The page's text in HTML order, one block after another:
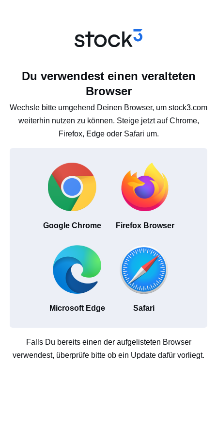
Du verwendest einen veralteten
Browser
Wechsle bitte umgehend Deinen Browser, um stock3.com
weiterhin nutzen zu können. Steige jetzt auf Chrome,
Firefox, Edge oder Safari um.
Google Chrome Firefox Browser
Microsoft Edge Safari
Falls Du bereits einen der aufgelisteten Browser
verwendest, überprüfe bitte ob ein Update dafür vorliegt.